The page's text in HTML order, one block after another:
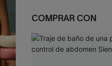
COMPRAR CON